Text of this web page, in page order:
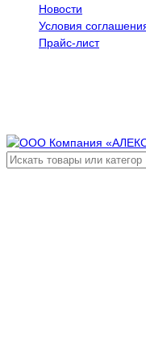
Новости
Условия
Прайс-лист